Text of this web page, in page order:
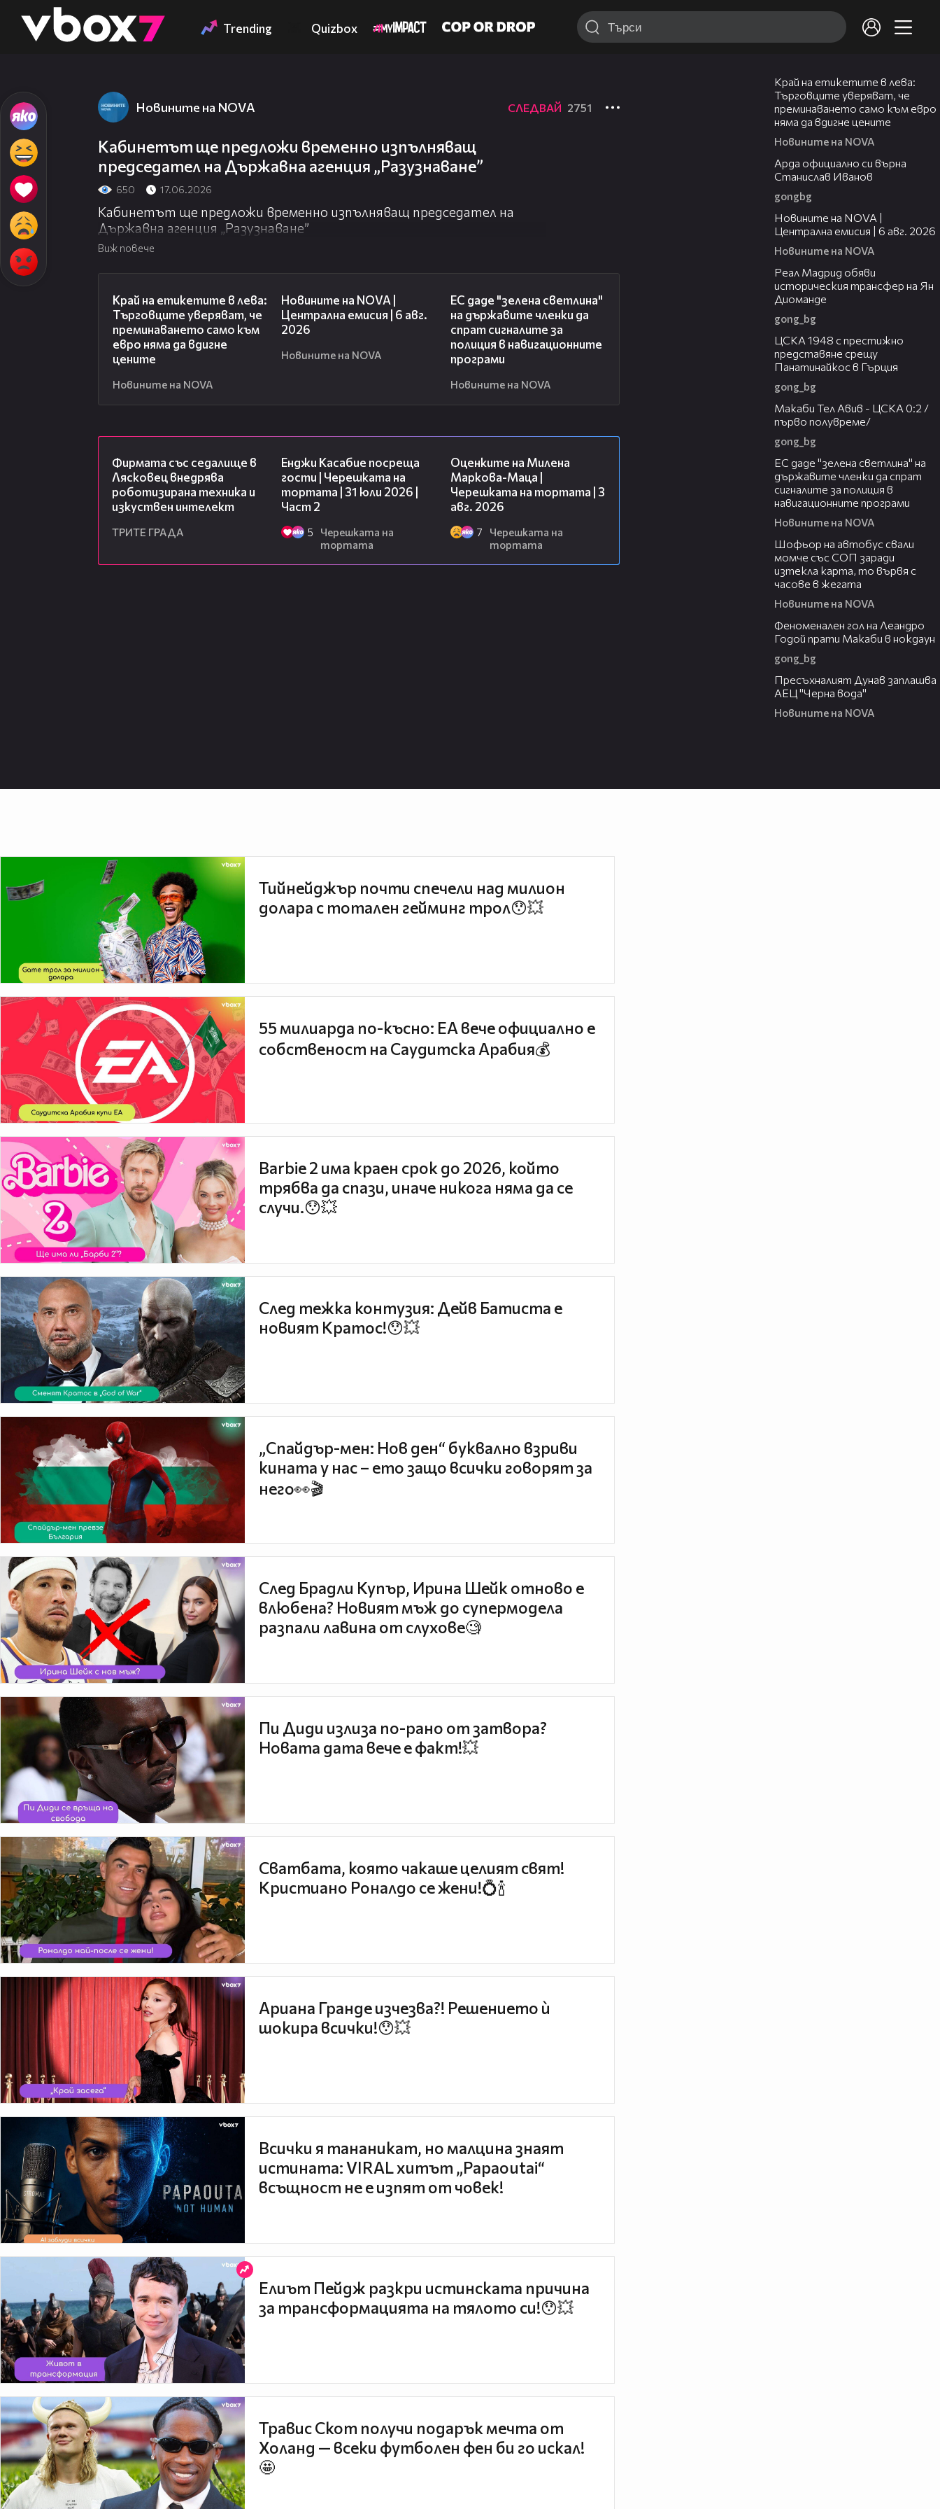
👾 Trending Quizbox
Новините на NOVA СЛЕДВАЙ 2751
Кабинетът ще предложи временно изпълняващ
председател на Държавна агенция „Разузнаване”
650 17.06.2026
Кабинетът ще предложи временно изпълняващ председател на
Държавна агенция „Разузнаване”
Виж повече
Край на етикетите в лева:
Търговците уверяват, че
преминаването само към
евро няма да вдигне
цените
Новините на NOVA
Новините на NOVA |
Централна емисия | 6 авг.
2026
Новините на NOVA
ЕС даде "зелена светлина"
на държавите членки да
спрат сигналите за
полиция в навигационните
програми
Новините на NOVA
Фирмата със седалище в
Лясковец внедрява
роботизирана техника и
изкуствен интелект
ТРИТЕ ГРАДА
Енджи Касабие посреща
гости | Черешката на
тортата | 31 юли 2026 |
Част 2
5
Черешката на
тортата
Оценките на Милена
Маркова-Маца |
Черешката на тортата | 3
авг. 2026
7
Черешката на
тортата
Край на етикетите в лева:
Търговците уверяват, че
преминаването само към евро
няма да вдигне цените
Новините на NOVA
Арда официално си върна
Станислав Иванов
gongbg
Новините на NOVA |
Централна емисия | 6 авг. 2026
Новините на NOVA
Реал Мадрид обяви
историческия трансфер на Ян
Диоманде
gong_bg
ЦСКА 1948 с престижно
представяне срещу
Панатинайкос в Гърция
gong_bg
Макаби Тел Авив - ЦСКА 0:2 /
първо полувреме/
gong_bg
ЕС даде "зелена светлина" на
държавите членки да спрат
сигналите за полиция в
навигационните програми
Новините на NOVA
Шофьор на автобус свали
момче със СОП заради
изтекла карта, то вървя с
часове в жегата
Новините на NOVA
Феноменален гол на Леандро
Годой прати Макаби в нокдаун
gong_bg
Пресъхналият Дунав заплашва
АЕЦ "Черна вода"
Новините на NOVA
Тийнейджър почти спечели над милион
долара с тотален гейминг трол😯💥
55 милиарда по-късно: EA вече официално е
собственост на Саудитска Арабия💰
Barbie 2 има краен срок до 2026, който
трябва да спази, иначе никога няма да се
случи.😯💥
След тежка контузия: Дейв Батиста е
новият Кратос!😯💥
„Спайдър-мен: Нов ден“ буквално взриви
кината у нас – ето защо всички говорят за
него👀🎬
След Брадли Купър, Ирина Шейк отново е
влюбена? Новият мъж до супермодела
разпали лавина от слухове🧐
Пи Диди излиза по-рано от затвора?
Новата дата вече е факт!💥
Сватбата, която чакаше целият свят!
Кристиано Роналдо се жени!💍🍾
Ариана Гранде изчезва?! Решението ѝ
шокира всички!😯💥
Всички я тананикат, но малцина знаят
истината: VIRAL хитът „Papaoutai“
всъщност не е изпят от човек!
Елиът Пейдж разкри истинската причина
за трансформацията на тялото си!😯💥
Травис Скот получи подарък мечта от
Холанд — всеки футболен фен би го искал!
🤩